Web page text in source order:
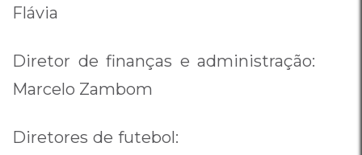
Flávia
Diretor de finanças e administração:
Marcelo Zambom
Diretores de futebol: